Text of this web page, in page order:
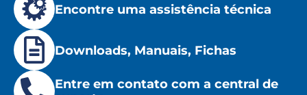
Encontre uma assistência técnica
Downloads, Manuais, Fichas
Entre em contato com a central de